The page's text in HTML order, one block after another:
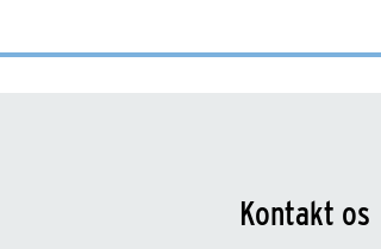
Kontakt os